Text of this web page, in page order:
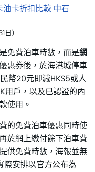
卡折扣比較 中石
日）
免費泊車時數，而是網
惠券後，於海港城停車
幣20元即減HK$5或人
用戶，以及已認證的內
使用。
的免費泊車優惠同時使
於網上繳付餘下泊車費
供免費時數，海報並無
際安排以官方公布為